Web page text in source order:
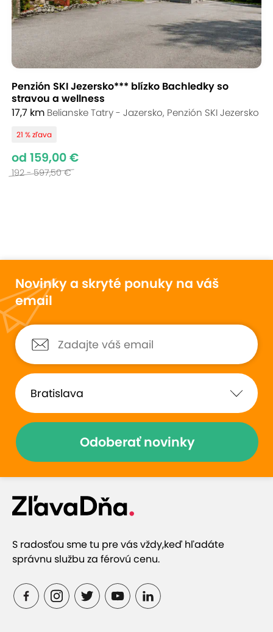
Penzión SKI Jezersko*** blízko Bachledky so
stravou a wellness
17,7 km Belianske Tatry - Jazersko, Penzión SKI Jezersko
21 % zľava
od 159,00 €
192 - 597,50 €
Novinky a skryté ponuky na váš
email
Odoberať novinky
S radosťou sme tu pre vás vždy,keď hľadáte
správnu službu za férovú cenu.